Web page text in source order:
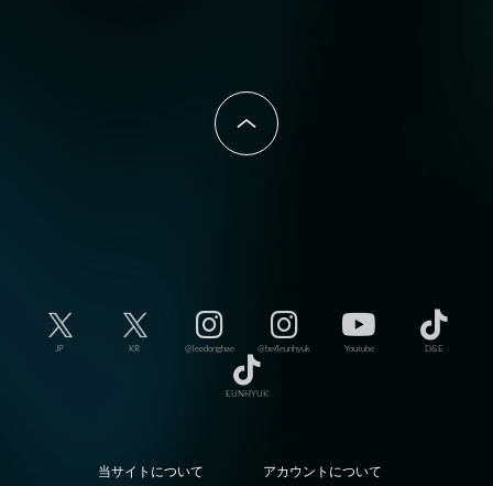
JP KR @leedonghae @be4eunhyuk Youtube D&E
EUNHYUK
当サイトについて アカウントについて